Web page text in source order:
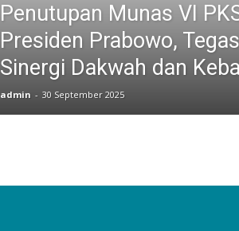
Penutupan Munas VI
Presiden Prabowo,
Sinergi Dakwah dan
admin - 30 September 2025